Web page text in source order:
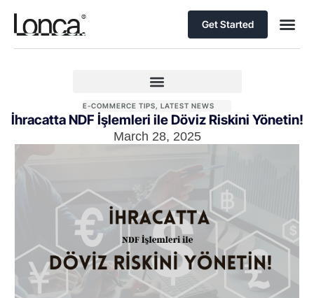
Get Started
E-COMMERCE TIPS,LATEST NEWS
İhracatta NDF İşlemleri ile Döviz Riskini Yönetin!
March 28, 2025